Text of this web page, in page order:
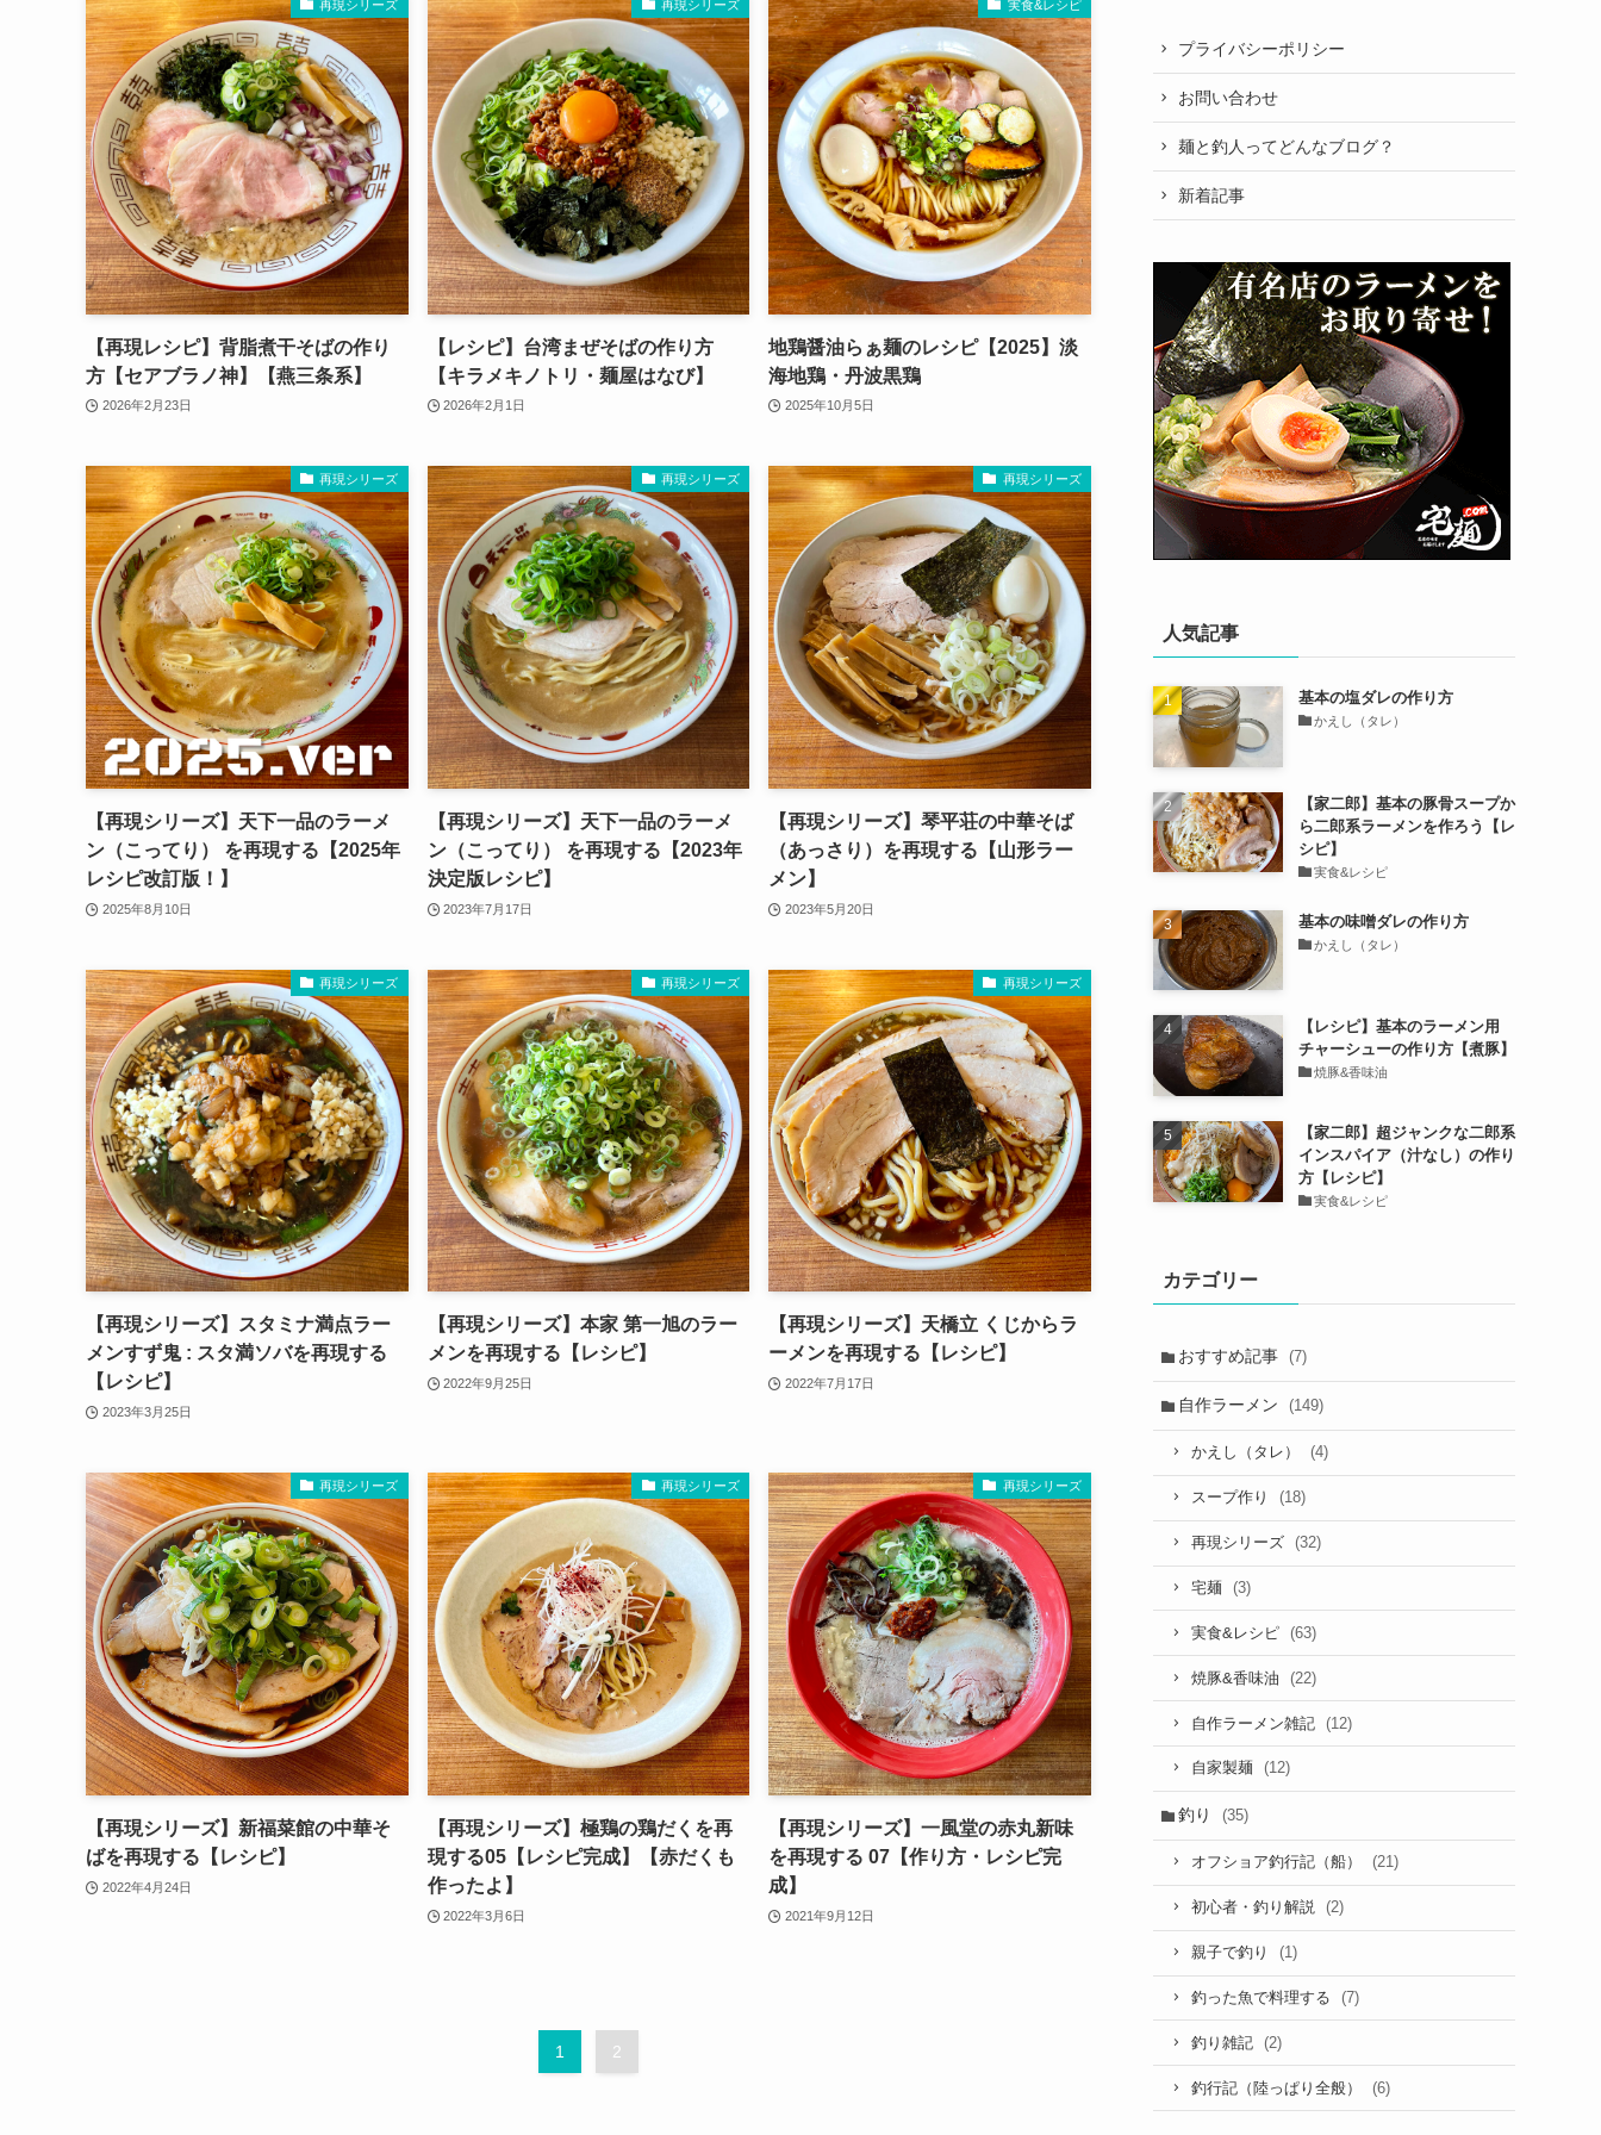
再現シリーズ
【再現レシピ】背脂煮干そばの作り
方【セアブラノ神】【燕三条系】
2026年2月23日
再現シリーズ
【レシピ】台湾まぜそばの作り方
【キラメキノトリ・麺屋はなび】
2026年2月1日
実食&レシピ
地鶏醤油らぁ麺のレシピ【2025】淡
海地鶏・丹波黒鶏
2025年10月5日
再現シリーズ
【再現シリーズ】天下一品のラーメ
ン（こってり） を再現する【2025年
レシピ改訂版！】
2025年8月10日
再現シリーズ
【再現シリーズ】天下一品のラーメ
ン（こってり） を再現する【2023年
決定版レシピ】
2023年7月17日
再現シリーズ
【再現シリーズ】琴平荘の中華そば
（あっさり）を再現する【山形ラー
メン】
2023年5月20日
再現シリーズ
【再現シリーズ】スタミナ満点ラー
メンすず鬼 : スタ満ソバを再現する
【レシピ】
2023年3月25日
再現シリーズ
【再現シリーズ】本家 第一旭のラー
メンを再現する【レシピ】
2022年9月25日
再現シリーズ
【再現シリーズ】天橋立 くじからラ
ーメンを再現する【レシピ】
2022年7月17日
再現シリーズ
【再現シリーズ】新福菜館の中華そ
ばを再現する【レシピ】
2022年4月24日
再現シリーズ
【再現シリーズ】極鶏の鶏だくを再
現する05【レシピ完成】【赤だくも
作ったよ】
2022年3月6日
再現シリーズ
【再現シリーズ】一風堂の赤丸新味
を再現する 07【作り方・レシピ完
成】
2021年9月12日
1 2
プライバシーポリシー
お問い合わせ
麺と釣人ってどんなブログ？
新着記事
人気記事
基本の塩ダレの作り方
かえし（タレ）
【家二郎】基本の豚骨スープか
ら二郎系ラーメンを作ろう【レ
シピ】
実食&レシピ
基本の味噌ダレの作り方
かえし（タレ）
【レシピ】基本のラーメン用
チャーシューの作り方【煮豚】
焼豚&香味油
【家二郎】超ジャンクな二郎系
インスパイア（汁なし）の作り
方【レシピ】
実食&レシピ
カテゴリー
おすすめ記事 (7)
自作ラーメン (149)
かえし（タレ） (4)
スープ作り (18)
再現シリーズ (32)
宅麺 (3)
実食&レシピ (63)
焼豚&香味油 (22)
自作ラーメン雑記 (12)
自家製麺 (12)
釣り (35)
オフショア釣行記（船） (21)
初心者・釣り解説 (2)
親子で釣り (1)
釣った魚で料理する (7)
釣り雑記 (2)
釣行記（陸っぱり全般） (6)